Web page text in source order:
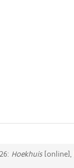
Hoekhuis[online],